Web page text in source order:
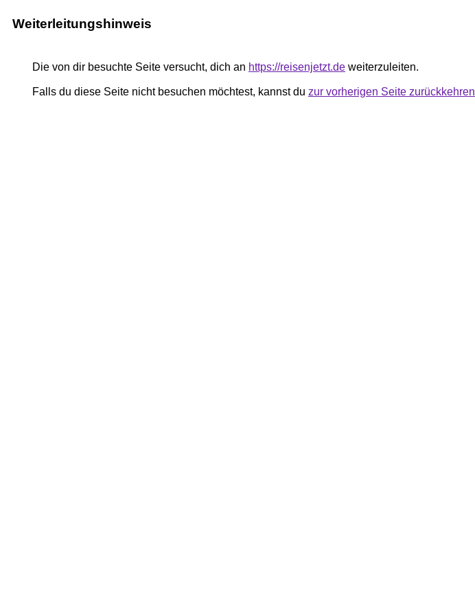
Weiterleitungshinweis
Die von dir besuchte Seite versucht, dich an https://reisenjetzt.de weiterzuleiten.
Falls du diese Seite nicht besuchen möchtest, kannst du zur vorherigen Seite zurückkehren